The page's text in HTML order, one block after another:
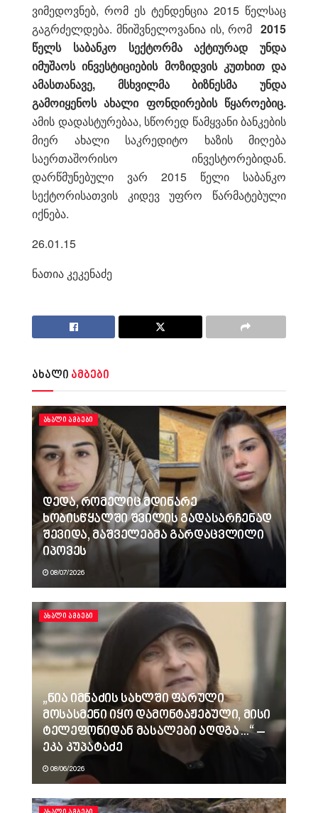
ვიმედოვნებ, რომ ეს ტენდენცია 2015 წელსაც
გაგრძელდება. მნიშვნელოვანია ის, რომ 2015
წელს საბანკო სექტორმა აქტიურად უნდა
იმუშაოს ინვესტიციების მოზიდვის კუთხით და
ამასთანავე, მსხვილმა ბიზნესმა უნდა
გამოიყენოს ახალი ფონდირების წყაროებიც.
ამის დადასტურებაა, სწორედ წამყვანი ბანკების
მიერ ახალი საკრედიტო ხაზის მიღება
საერთაშორისო ინვესტორებიდან.
დარწმუნებული ვარ 2015 წელი საბანკო
სექტორისათვის კიდევ უფრო წარმატებული
იქნება.
26.01.15
ნათია კეკენაძე
ახალი ამბები
ᲐᲮᲐᲚᲘ ᲐᲛᲑᲔᲑᲘ
დედა, რომელიც მდინარე
ხობისწყალში შვილის გადასარჩენად
შევიდა, მაშველებმა გარდაცვლილი
იპოვეს
08/07/2026
ᲐᲮᲐᲚᲘ ᲐᲛᲑᲔᲑᲘ
„ნია იმნაძის სახლში ფარული
მოსასმენი იყო დამონტაჟებული, მისი
ტელეფონიდან მასალები აღდგა…“ –
ეკა კუპატაძე
08/06/2026